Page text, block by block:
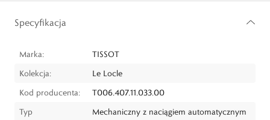
Specyfikacja
Marka:
TISSOT
Kolekcja:
Le Locle
Kod producenta:
T006.407.11.033.00
Typ
Mechaniczny z naciągiem automatycznym